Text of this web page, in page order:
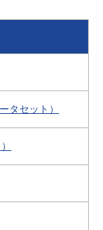
タセット）